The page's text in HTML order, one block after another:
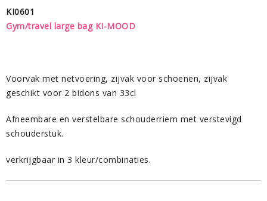
KI0601
Gym/travel large bag KI-MOOD
Voorvak met netvoering, zijvak voor schoenen, zijvak
geschikt voor 2 bidons van 33cl
Afneembare en verstelbare schouderriem met verstevigd
schouderstuk.
verkrijgbaar in 3 kleur/combinaties.